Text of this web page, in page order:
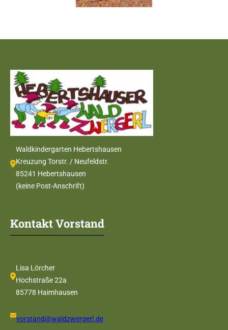
Waldkindergarten Hebertshausen
Kreuzung Torstr. / Neufeldstr.
85241 Hebertshausen
(keine Post-Anschrift)
Kontakt Vorstand
Lisa Lörcher
Hochstraße 22a
85778 Haimhausen
vorstand@waldzwergerl.de